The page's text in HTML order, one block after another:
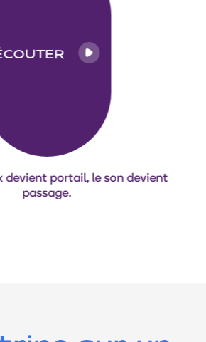
devient portail, le son devient
passage.